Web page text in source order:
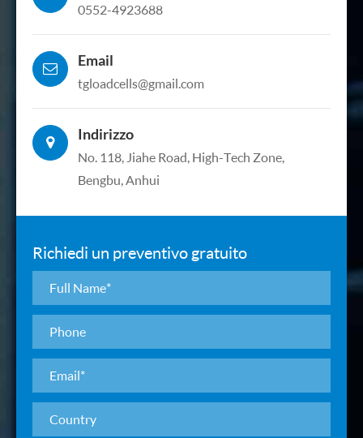
0552-4923688
Email
tgloadcells@gmail.com
Indirizzo
No. 118, Jiahe Road, High-Tech Zone,
Bengbu, Anhui
Richiedi un preventivo gratuito